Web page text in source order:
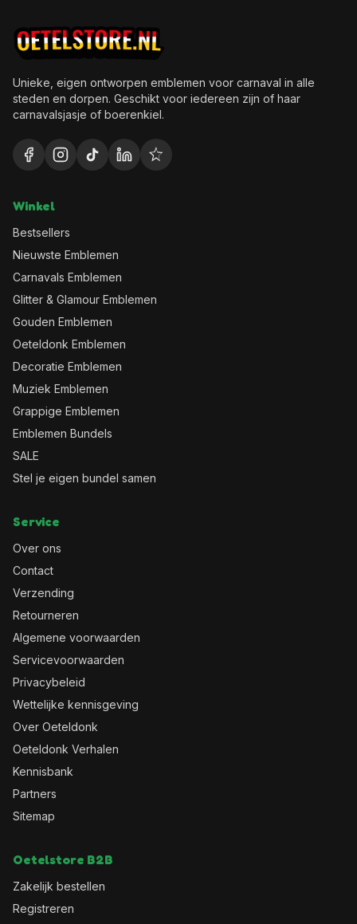
Unieke, eigen ontworpen emblemen voor carnaval in alle
steden en dorpen. Geschikt voor iedereen zijn of haar
carnavalsjasje of boerenkiel.
Winkel
Bestsellers
Nieuwste Emblemen
Carnavals Emblemen
Glitter & Glamour Emblemen
Gouden Emblemen
Oeteldonk Emblemen
Decoratie Emblemen
Muziek Emblemen
Grappige Emblemen
Emblemen Bundels
SALE
Stel je eigen bundel samen
Service
Over ons
Contact
Verzending
Retourneren
Algemene voorwaarden
Servicevoorwaarden
Privacybeleid
Wettelijke kennisgeving
Over Oeteldonk
Oeteldonk Verhalen
Kennisbank
Partners
Sitemap
Oetelstore B2B
Zakelijk bestellen
Registreren